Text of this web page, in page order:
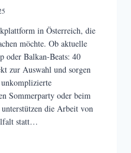
in Österreich, die
möchte. Ob aktuelle
oder Balkan-Beats: 40
zur Auswahl und sorgen
Sommerparty oder beim
die Arbeit von
statt…